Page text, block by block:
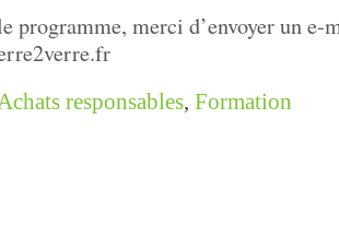
programme, merci d’envoyer un e-
Achats responsables, Formation